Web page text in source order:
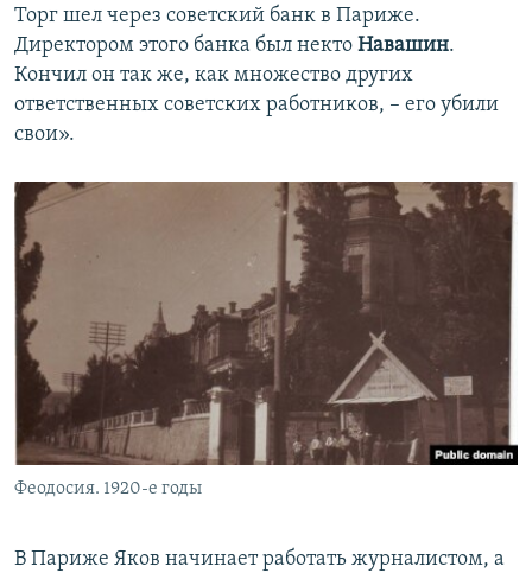
Торг шел через советский банк в Париже.
Директором этого банка был некто Навашин.
Кончил он так же, как множество других
ответственных советских работников, – его убили
свои».
Феодосия. 1920-е годы
В Париже Яков начинает работать журналистом, а